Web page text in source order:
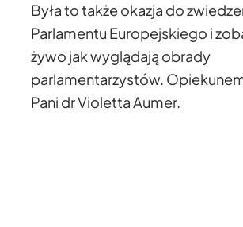
Była to także okazja do
Parlamentu Europejskiego i
żywo jak wyglądają obrady
parlamentarzystów.
Pani dr Violetta Aumer.